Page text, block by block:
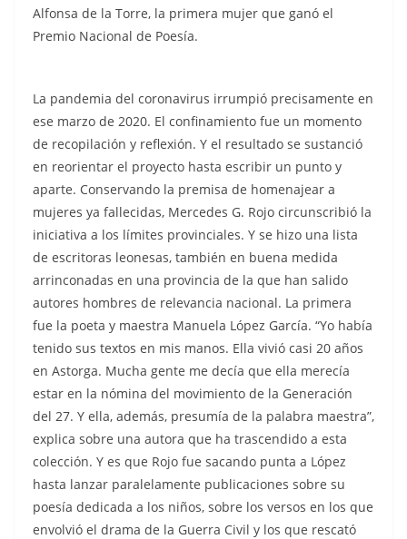
Alfonsa de la Torre, la primera mujer que ganó el
Premio Nacional de Poesía.
La pandemia del coronavirus irrumpió precisamente en
ese marzo de 2020. El confinamiento fue un momento
de recopilación y reflexión. Y el resultado se sustanció
en reorientar el proyecto hasta escribir un punto y
aparte. Conservando la premisa de homenajear a
mujeres ya fallecidas, Mercedes G. Rojo circunscribió la
iniciativa a los límites provinciales. Y se hizo una lista
de escritoras leonesas, también en buena medida
arrinconadas en una provincia de la que han salido
autores hombres de relevancia nacional. La primera
fue la poeta y maestra Manuela López García. “Yo había
tenido sus textos en mis manos. Ella vivió casi 20 años
en Astorga. Mucha gente me decía que ella merecía
estar en la nómina del movimiento de la Generación
del 27. Y ella, además, presumía de la palabra maestra”,
explica sobre una autora que ha trascendido a esta
colección. Y es que Rojo fue sacando punta a López
hasta lanzar paralelamente publicaciones sobre su
poesía dedicada a los niños, sobre los versos en los que
envolvió el drama de la Guerra Civil y los que rescató